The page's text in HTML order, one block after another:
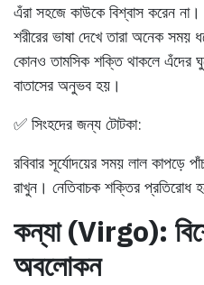
এঁরা সহজে কাউকে বিশ্বাস করেন না।
শরীরের ভাষা দেখে তারা অনেক
কোনও তামসিক শক্তি থাকলে এঁদের
বাতাসের অনুভব হয়।
✅ সিংহদের জন্য টোটকা:
রবিবার সূর্যোদয়ের সময় লাল কাপড়ে
রাখুন। নেতিবাচক শক্তির প্রতিরোধ
কন্যা (Virgo):
অবলোকন